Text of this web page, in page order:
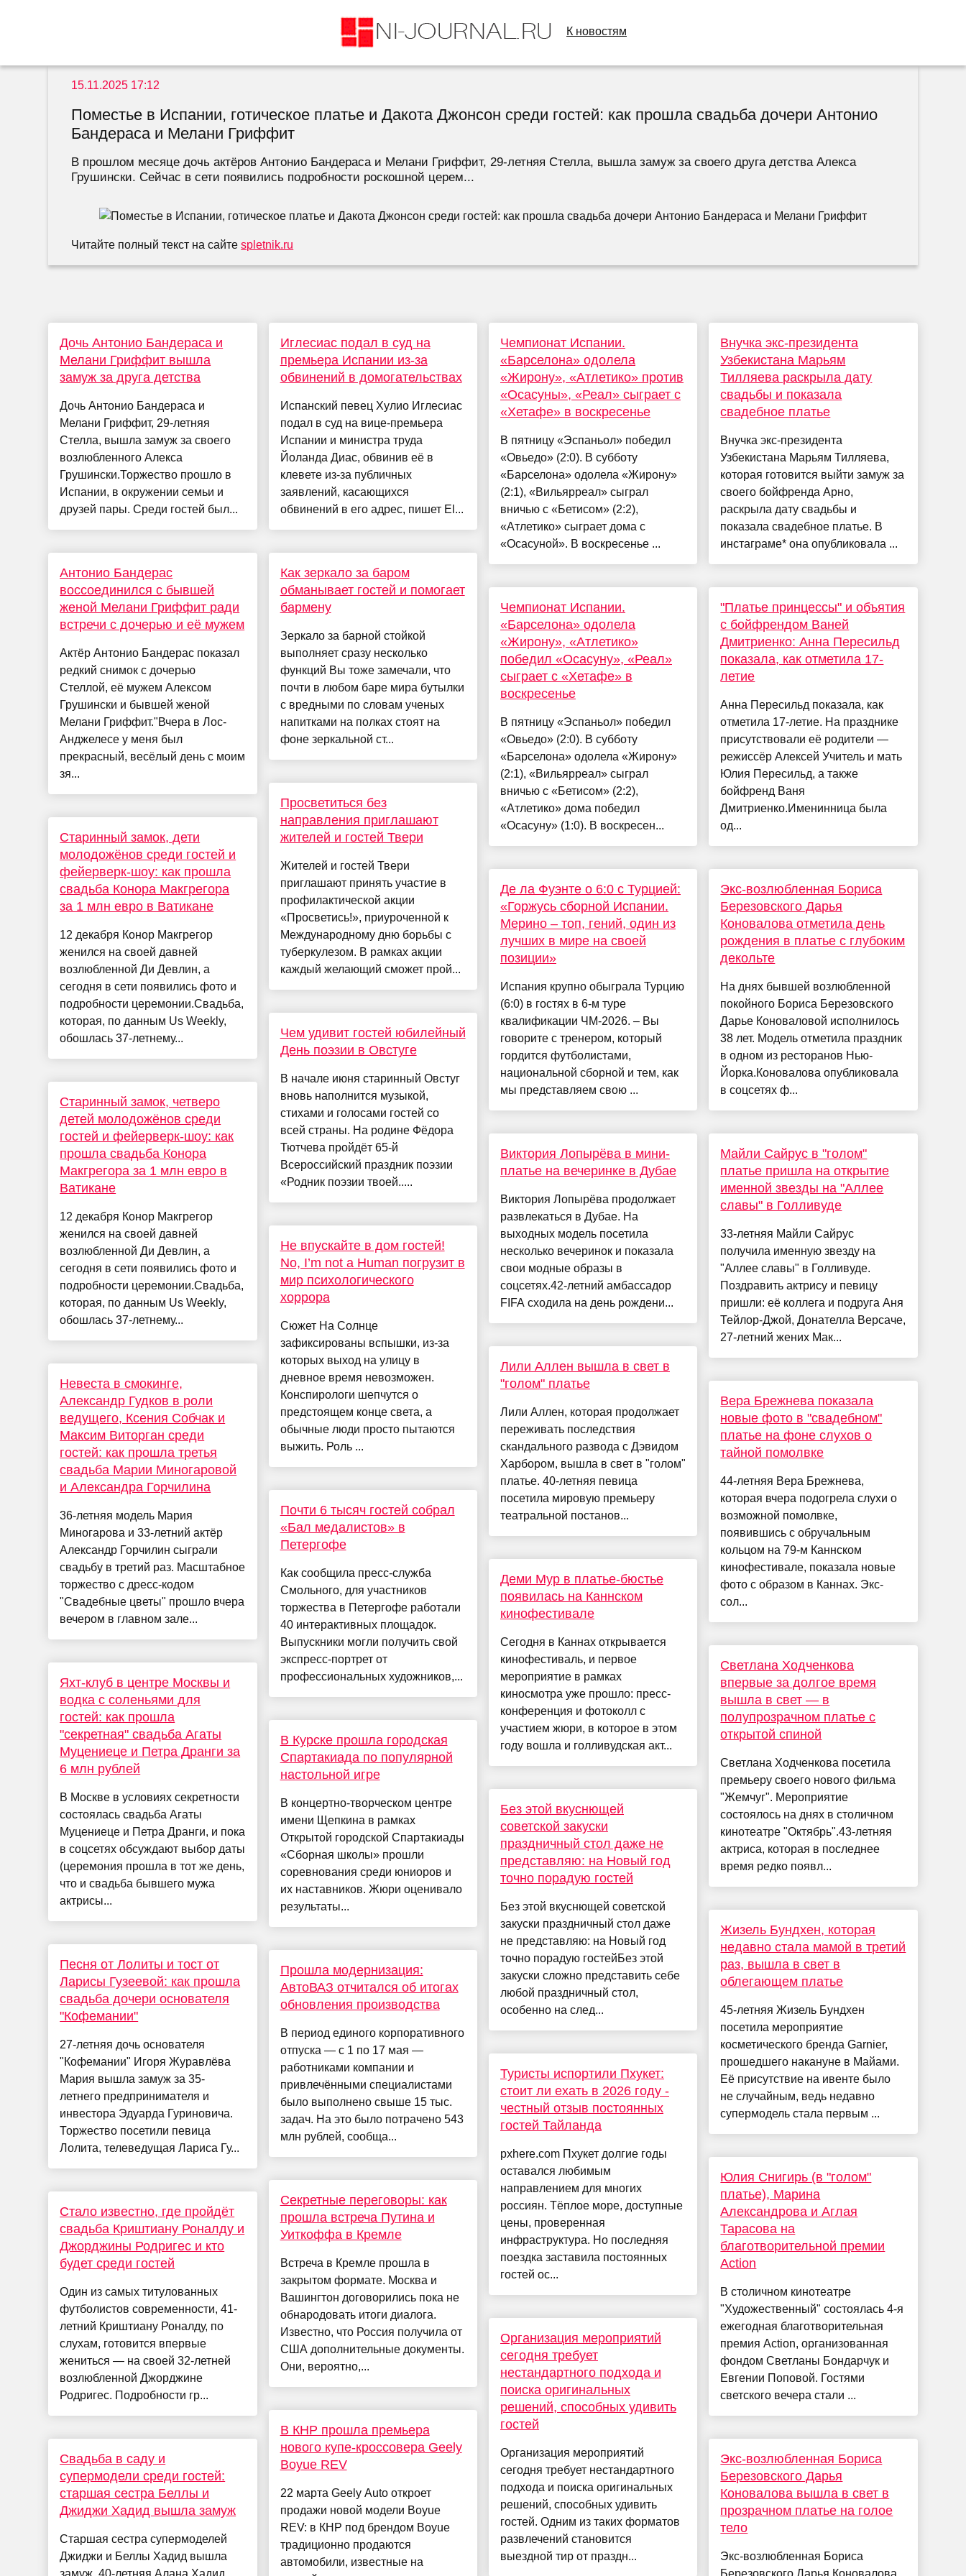
К новостям
15.11.2025 17:12
Поместье в Испании, готическое платье и Дакота Джонсон среди гостей: как прошла свадьба дочери Антонио
Бандераса и Мелани Гриффит
В прошлом месяце дочь актёров Антонио Бандераса и Мелани Гриффит, 29-летняя Стелла, вышла замуж за своего друга детства Алекса
Грушински. Сейчас в сети появились подробности роскошной церем...
Читайте полный текст на сайтеspletnik.ru
Дочь Антонио Бандераса и
Мелани Гриффит вышла
замуж за друга детства
Дочь Антонио Бандераса и
Мелани Гриффит, 29-летняя
Стелла, вышла замуж за своего
возлюбленного Алекса
Грушински.Торжество прошло в
Испании, в окружении семьи и
друзей пары. Среди гостей был...
Антонио Бандерас
воссоединился с бывшей
женой Мелани Гриффит ради
встречи с дочерью и её мужем
Актёр Антонио Бандерас показал
редкий снимок с дочерью
Стеллой, её мужем Алексом
Грушински и бывшей женой
Мелани Гриффит."Вчера в Лос-
Анджелесе у меня был
прекрасный, весёлый день с моим
зя...
Старинный замок, дети
молодожёнов среди гостей и
фейерверк-шоу: как прошла
свадьба Конора Макгрегора
за 1 млн евро в Ватикане
12 декабря Конор Макгрегор
женился на своей давней
возлюбленной Ди Девлин, а
сегодня в сети появились фото и
подробности церемонии.Свадьба,
которая, по данным Us Weekly,
обошлась 37-летнему...
Старинный замок, четверо
детей молодожёнов среди
гостей и фейерверк-шоу: как
прошла свадьба Конора
Макгрегора за 1 млн евро в
Ватикане
12 декабря Конор Макгрегор
женился на своей давней
возлюбленной Ди Девлин, а
сегодня в сети появились фото и
подробности церемонии.Свадьба,
которая, по данным Us Weekly,
обошлась 37-летнему...
Невеста в смокинге,
Александр Гудков в роли
ведущего, Ксения Собчак и
Максим Виторган среди
гостей: как прошла третья
свадьба Марии Миногаровой
и Александра Горчилина
36-летняя модель Мария
Миногарова и 33-летний актёр
Александр Горчилин сыграли
свадьбу в третий раз. Масштабное
торжество с дресс-кодом
"Свадебные цветы" прошло вчера
вечером в главном зале...
Яхт-клуб в центре Москвы и
водка с соленьями для
гостей: как прошла
"секретная" свадьба Агаты
Муцениеце и Петра Дранги за
6 млн рублей
В Москве в условиях секретности
состоялась свадьба Агаты
Муцениеце и Петра Дранги, и пока
в соцсетях обсуждают выбор даты
(церемония прошла в тот же день,
что и свадьба бывшего мужа
актрисы...
Песня от Лолиты и тост от
Ларисы Гузеевой: как прошла
свадьба дочери основателя
"Кофемании"
27-летняя дочь основателя
"Кофемании" Игоря Журавлёва
Мария вышла замуж за 35-
летнего предпринимателя и
инвестора Эдуарда Гуриновича.
Торжество посетили певица
Лолита, телеведущая Лариса Гу...
Стало известно, где пройдёт
свадьба Криштиану Роналду и
Джорджины Родригес и кто
будет среди гостей
Один из самых титулованных
футболистов современности, 41-
летний Криштиану Роналду, по
слухам, готовится впервые
жениться — на своей 32-летней
возлюбленной Джорджине
Родригес. Подробности гр...
Свадьба в саду и
супермодели среди гостей:
старшая сестра Беллы и
Джиджи Хадид вышла замуж
Старшая сестра супермоделей
Джиджи и Беллы Хадид вышла
Иглесиас подал в суд на
премьера Испании из-за
обвинений в домогательствах
Испанский певец Хулио Иглесиас
подал в суд на вице-премьера
Испании и министра труда
Йоланда Диас, обвинив её в
клевете из-за публичных
заявлений, касающихся
обвинений в его адрес, пишет El...
Как зеркало за баром
обманывает гостей и помогает
бармену
Зеркало за барной стойкой
выполняет сразу несколько
функций Вы тоже замечали, что
почти в любом баре мира бутылки
с вредными по словам ученых
напитками на полках стоят на
фоне зеркальной ст...
Просветиться без
направления приглашают
жителей и гостей Твери
Жителей и гостей Твери
приглашают принять участие в
профилактической акции
«Просветись!», приуроченной к
Международному дню борьбы с
туберкулезом. В рамках акции
каждый желающий сможет прой...
Чем удивит гостей юбилейный
День поэзии в Овстуге
В начале июня старинный Овстуг
вновь наполнится музыкой,
стихами и голосами гостей со
всей страны. На родине Фёдора
Тютчева пройдёт 65‑й
Всероссийский праздник поэзии
«Родник поэзии твоей.....
Не впускайте в дом гостей!
No, I’m not a Human погрузит в
мир психологического
хоррора
Cюжет На Солнце
зафиксированы вспышки, из-за
которых выход на улицу в
дневное время невозможен.
Конспирологи шепчутся о
предстоящем конце света, а
обычные люди просто пытаются
выжить. Роль ...
Почти 6 тысяч гостей собрал
«Бал медалистов» в
Петергофе
Как сообщила пресс-служба
Смольного, для участников
торжества в Петергофе работали
40 интерактивных площадок.
Выпускники могли получить свой
экспресс-портрет от
профессиональных художников,...
В Курске прошла городская
Спартакиада по популярной
настольной игре
В концертно-творческом центре
имени Щепкина в рамках
Открытой городской Спартакиады
«Сборная школы» прошли
соревнования среди юниоров и
их наставников. Жюри оценивало
результаты...
Прошла модернизация:
АвтоВАЗ отчитался об итогах
обновления производства
В период единого корпоративного
отпуска — с 1 по 17 мая —
работниками компании и
привлечёнными специалистами
было выполнено свыше 15 тыс.
задач. На это было потрачено 543
млн рублей, сообща...
Секретные переговоры: как
прошла встреча Путина и
Уиткоффа в Кремле
Встреча в Кремле прошла в
закрытом формате. Москва и
Вашингтон договорились пока не
обнародовать итоги диалога.
Известно, что Россия получила от
США дополнительные документы.
Они, вероятно,...
В КНР прошла премьера
нового купе-кроссовера Geely
Boyue REV
22 марта Geely Auto откроет
продажи новой модели Boyue
REV: в КНР под брендом Boyue
традиционно продаются
автомобили, известные на
Чемпионат Испании.
«Барселона» одолела
«Жирону», «Атлетико» против
«Осасуны», «Реал» сыграет с
«Хетафе» в воскресенье
В пятницу «Эспаньол» победил
«Овьедо» (2:0). В субботу
«Барселона» одолела «Жирону»
(2:1), «Вильярреал» сыграл
вничью с «Бетисом» (2:2),
«Атлетико» сыграет дома с
«Осасуной». В воскресенье ...
Чемпионат Испании.
«Барселона» одолела
«Жирону», «Атлетико»
победил «Осасуну», «Реал»
сыграет с «Хетафе» в
воскресенье
В пятницу «Эспаньол» победил
«Овьедо» (2:0). В субботу
«Барселона» одолела «Жирону»
(2:1), «Вильярреал» сыграл
вничью с «Бетисом» (2:2),
«Атлетико» дома победил
«Осасуну» (1:0). В воскресен...
Де ла Фуэнте о 6:0 с Турцией:
«Горжусь сборной Испании.
Мерино – топ, гений, один из
лучших в мире на своей
позиции»
Испания крупно обыграла Турцию
(6:0) в гостях в 6-м туре
квалификации ЧМ-2026. – Вы
говорите с тренером, который
гордится футболистами,
национальной сборной и тем, как
мы представляем свою ...
Виктория Лопырёва в мини-
платье на вечеринке в Дубае
Виктория Лопырёва продолжает
развлекаться в Дубае. На
выходных модель посетила
несколько вечеринок и показала
свои модные образы в
соцсетях.42-летний амбассадор
FIFA сходила на день рождени...
Лили Аллен вышла в свет в
"голом" платье
Лили Аллен, которая продолжает
переживать последствия
скандального развода с Дэвидом
Харбором, вышла в свет в "голом"
платье. 40-летняя певица
посетила мировую премьеру
театральной постанов...
Деми Мур в платье-бюстье
появилась на Каннском
кинофестивале
Сегодня в Каннах открывается
кинофестиваль, и первое
мероприятие в рамках
киносмотра уже прошло: пресс-
конференция и фотоколл с
участием жюри, в которое в этом
году вошла и голливудская акт...
Без этой вкуснющей
советской закуски
праздничный стол даже не
представляю: на Новый год
точно порадую гостей
Без этой вкуснющей советской
закуски праздничный стол даже
не представляю: на Новый год
точно порадую гостейБез этой
закуски сложно представить себе
любой праздничный стол,
особенно на след...
Туристы испортили Пхукет:
стоит ли ехать в 2026 году -
честный отзыв постоянных
гостей Тайланда
pxhere.com Пхукет долгие годы
оставался любимым
направлением для многих
россиян. Тёплое море, доступные
цены, проверенная
инфраструктура. Но последняя
поездка заставила постоянных
гостей ос...
Организация мероприятий
сегодня требует
нестандартного подхода и
поиска оригинальных
решений, способных удивить
гостей
Организация мероприятий
сегодня требует нестандартного
подхода и поиска оригинальных
решений, способных удивить
гостей. Одним из таких форматов
развлечений становится
выездной тир от праздн...
Внучка экс-президента
Узбекистана Марьям
Тилляева раскрыла дату
свадьбы и показала
свадебное платье
Внучка экс-президента
Узбекистана Марьям Тилляева,
которая готовится выйти замуж за
своего бойфренда Арно,
раскрыла дату свадьбы и
показала свадебное платье. В
инстаграме* она опубликовала ...
"Платье принцессы" и объятия
с бойфрендом Ваней
Дмитриенко: Анна Пересильд
показала, как отметила 17-
летие
Анна Пересильд показала, как
отметила 17-летие. На празднике
присутствовали её родители —
режиссёр Алексей Учитель и мать
Юлия Пересильд, а также
бойфренд Ваня
Дмитриенко.Именинница была
од...
Экс-возлюбленная Бориса
Березовского Дарья
Коновалова отметила день
рождения в платье с глубоким
декольте
На днях бывшей возлюбленной
покойного Бориса Березовского
Дарье Коноваловой исполнилось
38 лет. Модель отметила праздник
в одном из ресторанов Нью-
Йорка.Коновалова опубликовала
в соцсетях ф...
Майли Сайрус в "голом"
платье пришла на открытие
именной звезды на "Аллее
славы" в Голливуде
33-летняя Майли Сайрус
получила именную звезду на
"Аллее славы" в Голливуде.
Поздравить актрису и певицу
пришли: её коллега и подруга Аня
Тейлор-Джой, Донателла Версаче,
27-летний жених Мак...
Вера Брежнева показала
новые фото в "свадебном"
платье на фоне слухов о
тайной помолвке
44-летняя Вера Брежнева,
которая вчера подогрела слухи о
возможной помолвке,
появившись с обручальным
кольцом на 79-м Каннском
кинофестивале, показала новые
фото с образом в Каннах. Экс-
сол...
Светлана Ходченкова
впервые за долгое время
вышла в свет — в
полупрозрачном платье с
открытой спиной
Светлана Ходченкова посетила
премьеру своего нового фильма
"Жемчуг". Мероприятие
состоялось на днях в столичном
кинотеатре "Октябрь".43-летняя
актриса, которая в последнее
время редко появл...
Жизель Бундхен, которая
недавно стала мамой в третий
раз, вышла в свет в
облегающем платье
45-летняя Жизель Бундхен
посетила мероприятие
косметического бренда Garnier,
прошедшего накануне в Майами.
Её присутствие на ивенте было
не случайным, ведь недавно
супермодель стала первым ...
Юлия Снигирь (в "голом"
платье), Марина
Александрова и Аглая
Тарасова на
благотворительной премии
Action
В столичном кинотеатре
"Художественный" состоялась 4-я
ежегодная благотворительная
премия Action, организованная
фондом Светланы Бондарчук и
Евгении Поповой. Гостями
светского вечера стали ...
Экс-возлюбленная Бориса
Березовского Дарья
Коновалова вышла в свет в
прозрачном платье на голое
тело
Экс-возлюбленная Бориса